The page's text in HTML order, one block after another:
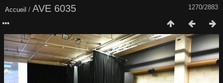
1270/2883
Accueil / AVE 6035